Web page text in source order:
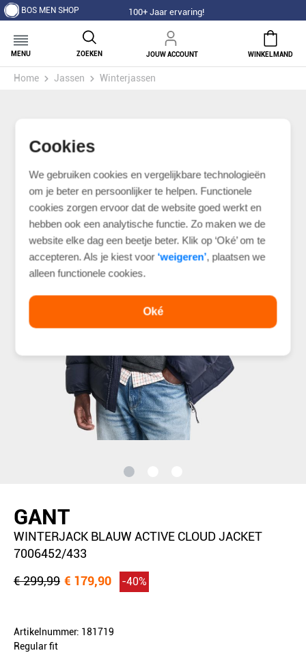
Cookies
We gebruiken cookies en vergelijkbare technologieën
om je beter en persoonlijker te helpen. Functionele
cookies zorgen ervoor dat de website goed werkt en
hebben ook een analytische functie. Zo maken we de
website elke dag een beetje beter. Klik op ‘Oké’ om te
accepteren. Als je kiest voor ‘weigeren’, plaatsen we
alleen functionele cookies.
Oké
BOS MEN SHOP 100+ Jaar ervaring!
MENU ZOEKEN JOUW ACCOUNT WINKELMAND
Home Jassen Winterjassen
GANT
WINTERJACK BLAUW ACTIVE CLOUD JACKET
7006452/433
€ 299,99 € 179,90 -40%
Artikelnummer: 181719
Regular fit